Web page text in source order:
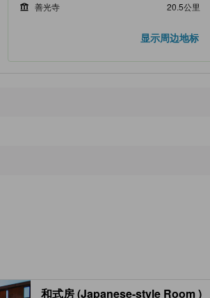
善光寺
20.5公里
Recreation Centre TsuruNoYu
40米
上山田温泉
430米
显示周边地标
和式房 (Japanese-style Room )